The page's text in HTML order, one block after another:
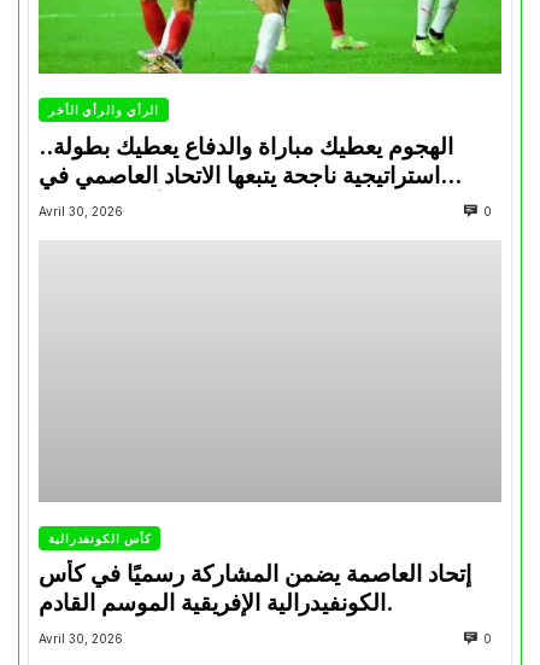
الرأي والرأي الأخر
الهجوم يعطيك مباراة والدفاع يعطيك بطولة..
استراتيجية ناجحة يتبعها الاتحاد العاصمي في
تتويجاته آخر السنوات
Avril 30, 2026 0
كأس الكونفدرالية
إتحاد العاصمة يضمن المشاركة رسميًا في كأس
الكونفيدرالية الإفريقية الموسم القادم.
Avril 30, 2026 0